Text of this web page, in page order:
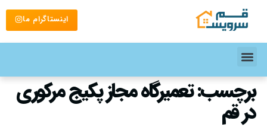
اینستاگرام ما
برچسب:تعمیرگاه مجاز پکیج مرکوری
در قم